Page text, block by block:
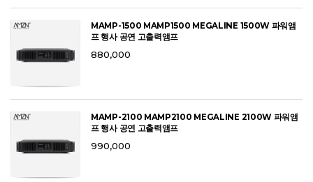
MAMP-1500 MAMP1500 MEGALINE 1500W 파워앰
프 행사 공연 고출력앰프
880,000
MAMP-2100 MAMP2100 MEGALINE 2100W 파워앰
프 행사 공연 고출력앰프
990,000